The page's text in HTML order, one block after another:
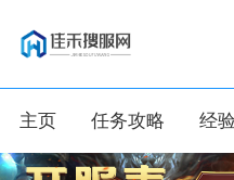
主页 任务攻略 经